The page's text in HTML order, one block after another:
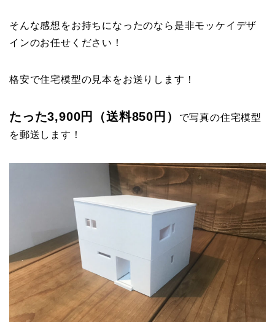
そんな感想をお持ちになったのなら是非モッケイデザ
インのお任せください！
格安で住宅模型の見本をお送りします！
たった3,900円（送料850円）
で写真の住宅模型
を郵送します！